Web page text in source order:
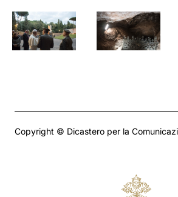
Copyright © Dicastero per la